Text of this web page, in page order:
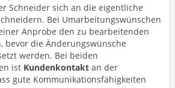
Schneider sich an die eigentliche
Bei Umarbeitungswünschen
Anprobe den zu bearbeitenden
bevor die Änderungswünsche
werden. Bei beiden
ist Kundenkontakt an der
gute Kommunikationsfähigkeiten